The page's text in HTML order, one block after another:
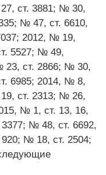
ст. 3881; № 30,
№ 47, ст. 6610,
2012, № 19,
5527; № 49,
23, ст. 2866; № 30,
6985; 2014, № 8,
ст. 2313; № 26,
№ 1, ст. 13, 16,
№ 48, ст. 6692,
№ 18, ст. 2504;